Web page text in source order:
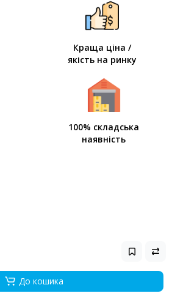
Краща ціна /
якість на ринку
100% складська
наявність
До кошика